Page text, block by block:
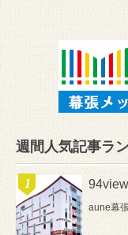
週間人気記事ラ
94view
aune幕